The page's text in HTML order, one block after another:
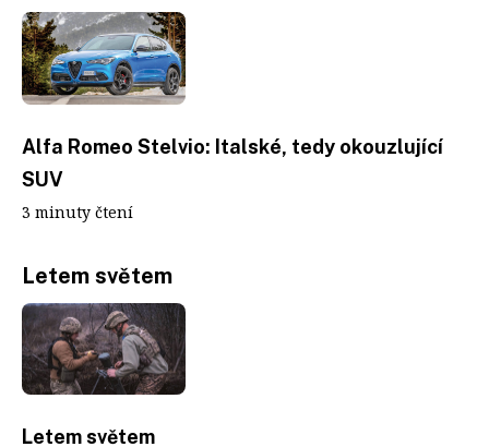
Alfa Romeo Stelvio: Italské, tedy okouzlující
SUV
3 minuty čtení
Letem světem
Letem světem